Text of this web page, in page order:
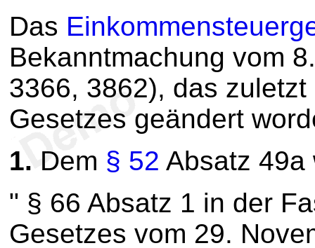
Das
Bekanntmachung vom
3366, 3862), das
Gesetzes geändert
1. Dem § 52 Absatz 49a
" § 66 Absatz 1 in der
Gesetzes vom 29.